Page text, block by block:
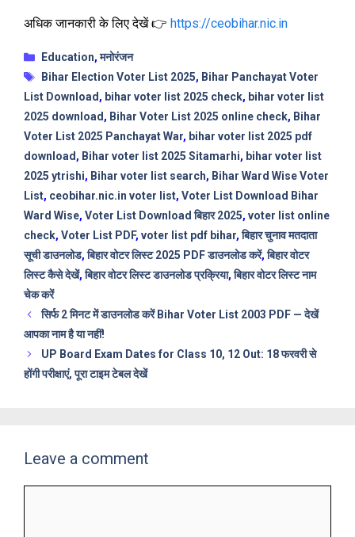
अधिक जानकारी के लिए देखें 👉 https://ceobihar.nic.in
Categories
Education,मनोरंजन
Tags
Bihar Election Voter List 2025, Bihar Panchayat Voter
List Download, bihar voter list 2025 check, bihar voter list
2025 download, Bihar Voter List 2025 online check, Bihar
Voter List 2025 Panchayat War, bihar voter list 2025 pdf
download, Bihar voter list 2025 Sitamarhi, bihar voter list
2025 ytrishi, Bihar voter list search, Bihar Ward Wise Voter
List, ceobihar.nic.in voter list, Voter List Download Bihar
Ward Wise, Voter List Download बिहार 2025, voter list online
check, Voter List PDF, voter list pdf bihar,बिहार चुनाव मतदाता
सूची डाउनलोड,बिहार वोटर लिस्ट 2025 PDF डाउनलोड करें,बिहार वोटर
लिस्ट कैसे देखें,बिहार वोटर लिस्ट डाउनलोड प्रक्रिया,बिहार वोटर लिस्ट नाम
चेक करें
सिर्फ 2 मिनट में डाउनलोड करें Bihar Voter List 2003 PDF — देखें
आपका नाम है या नहीं!
UP Board Exam Dates for Class 10, 12 Out: 18 फरवरी से
होंगी परीक्षाएं, पूरा टाइम टेबल देखें
Leave a comment